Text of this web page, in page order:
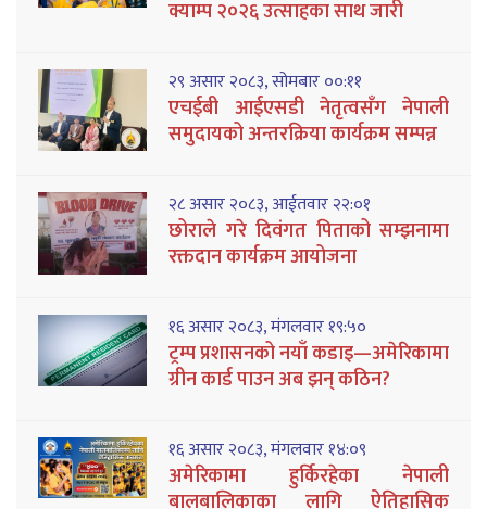
क्याम्प २०२६ उत्साहका साथ जारी
२९ असार २०८३, सोमबार ००:११
एचईबी आईएसडी नेतृत्वसँग नेपाली
समुदायको अन्तरक्रिया कार्यक्रम सम्पन्न
२८ असार २०८३, आईतवार २२:०१
छोराले गरे दिवंगत पिताको सम्झनामा
रक्तदान कार्यक्रम आयोजना
१६ असार २०८३, मंगलवार १९:५०
ट्रम्प प्रशासनको नयाँ कडाइ—अमेरिकामा
ग्रीन कार्ड पाउन अब झन् कठिन?
१६ असार २०८३, मंगलवार १४:०९
अमेरिकामा हुर्किरहेका नेपाली
बालबालिकाका लागि ऐतिहासिक